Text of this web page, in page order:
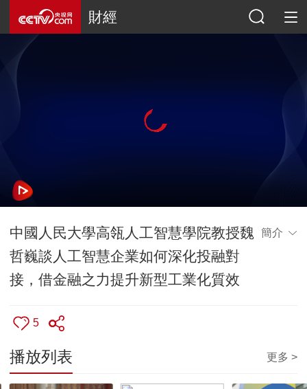
財經
中國人民大學高瓴人工智慧學院教授魏
哲巍談人工智慧企業如何深化投融對
接，借金融之力提升新型工業化質效
簡介
5
播放列表 更多 >